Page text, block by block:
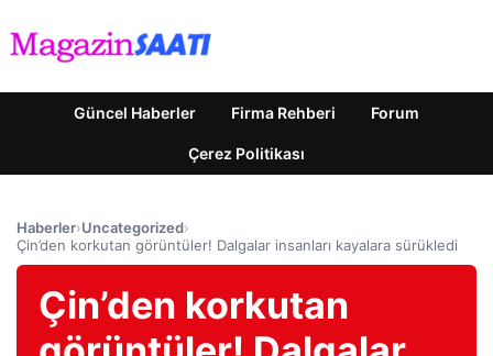
Güncel Haberler Firma Rehberi Forum
Çerez Politikası
Haberler›Uncategorized›
Çin’den korkutan görüntüler! Dalgalar insanları kayalara sürükledi
Çin’den korkutan